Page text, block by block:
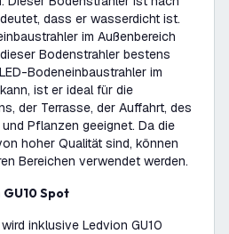
dass er wasserdicht ist.
im Außenbereich
Bodenstrahler bestens
Bodeneinbaustrahler im
ist er ideal für die
der Terrasse, der Auffahrt, des
Pflanzen geeignet. Da die
hoher Qualität sind, können
Bereichen verwendet werden.
Spot
inklusive Ledvion GU10